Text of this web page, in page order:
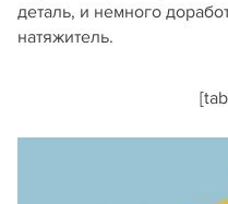
деталь, и немного
натяжитель.